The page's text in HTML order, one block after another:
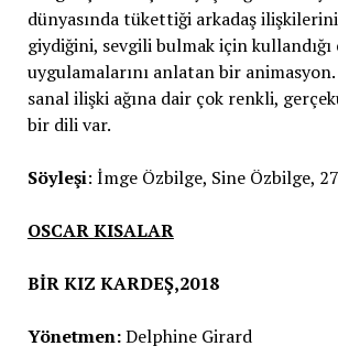
dünyasında tükettiği arkadaş
giydiğini, sevgili bulmak için
uygulamalarını anlatan bir animasyon.
sanal ilişki ağına dair çok renkli,
bir dili var.
Söyleşi: İmge Özbilge, Sine Özbilge,
OSCAR KISALAR
BİR KIZ KARDEŞ,2018
Yönetmen:Delphine Girard